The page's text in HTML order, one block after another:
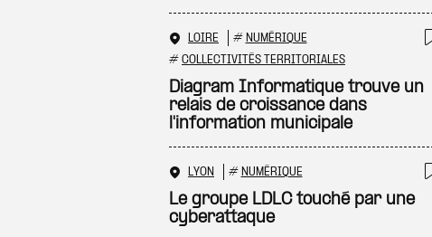
LOIRE # NUMÉRIQUE
# COLLECTIVITÉS TERRITORIALES
Diagram Informatique trouve un
relais de croissance dans
l'information municipale
LYON # NUMÉRIQUE
Le groupe LDLC touché par une
cyberattaque